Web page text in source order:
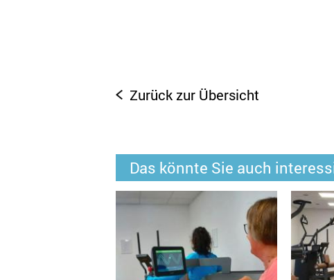
Zurück zur Übersicht
Das könnte Sie auch